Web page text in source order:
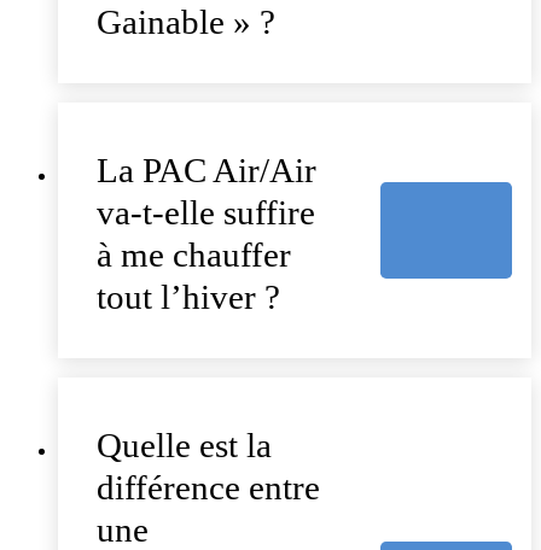
Gainable » ?
La PAC Air/Air
va-t-elle suffire
à me chauffer
tout l’hiver ?
Quelle est la
différence entre
une